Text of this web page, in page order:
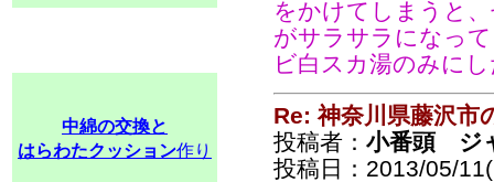
中綿の交換と
はらわたクッション作り
をかけてしまうと
がサラサラになっ
ビ白スカ湯のみに
Re: 神奈川県藤沢市
投稿者： 小番頭 ジ
投稿日：2013/05/